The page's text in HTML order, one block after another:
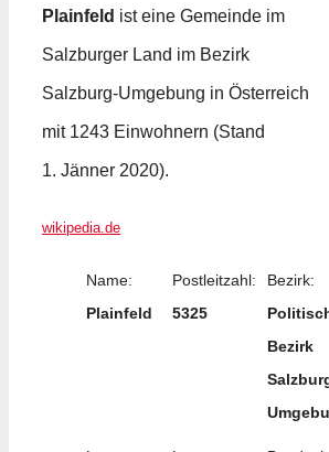
Plainfeld ist eine Gemeinde im
Salzburger Land im Bezirk
Salzburg-Umgebung in Österreich
mit 1243 Einwohnern (Stand
1. Jänner 2020).
wikipedia.de
Name:
Plainfeld
Postleitzahl:
5325
Bezirk:
Bezirk